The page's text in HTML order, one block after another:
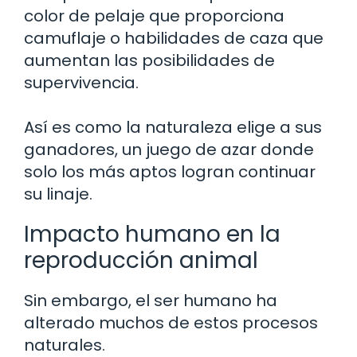
color de pelaje que proporciona
camuflaje o habilidades de caza que
aumentan las posibilidades de
supervivencia.
Así es como la naturaleza elige a sus
ganadores, un juego de azar donde
solo los más aptos logran continuar
su linaje.
Impacto humano en la
reproducción animal
Sin embargo, el ser humano ha
alterado muchos de estos procesos
naturales.